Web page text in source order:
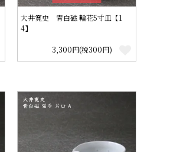
大井寛史 青白磁 輪花5寸皿【1
4】
3,300円(税300円)